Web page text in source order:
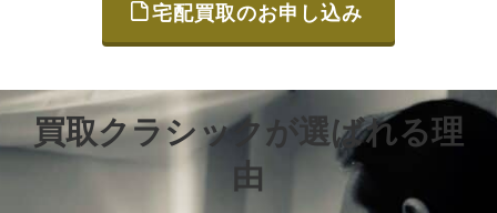
宅配買取のお申し込み
買取クラシックが選ばれる理
由